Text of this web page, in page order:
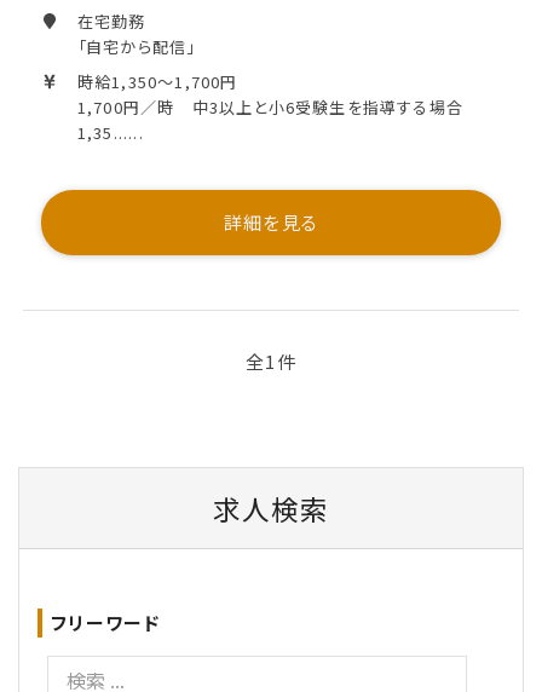
在宅勤務
「自宅から配信」
時給1,350～1,700円
1,700円／時 中3以上と小6受験生を指導する場合
1,35......
詳細を見る
全1件
求人検索
フリーワード